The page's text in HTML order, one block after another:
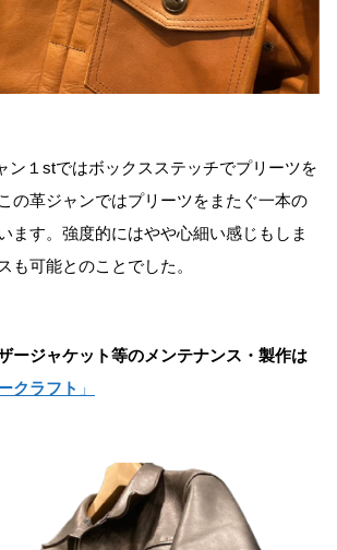
ン１stではボックスステッチでプリーツを
の革ジャンではプリーツをまたぐ一本の
ます。強度的にはやや心細い感じもしま
も可能とのことでした。
ージャケット等のメンテナンス・製作は
クラフト 」